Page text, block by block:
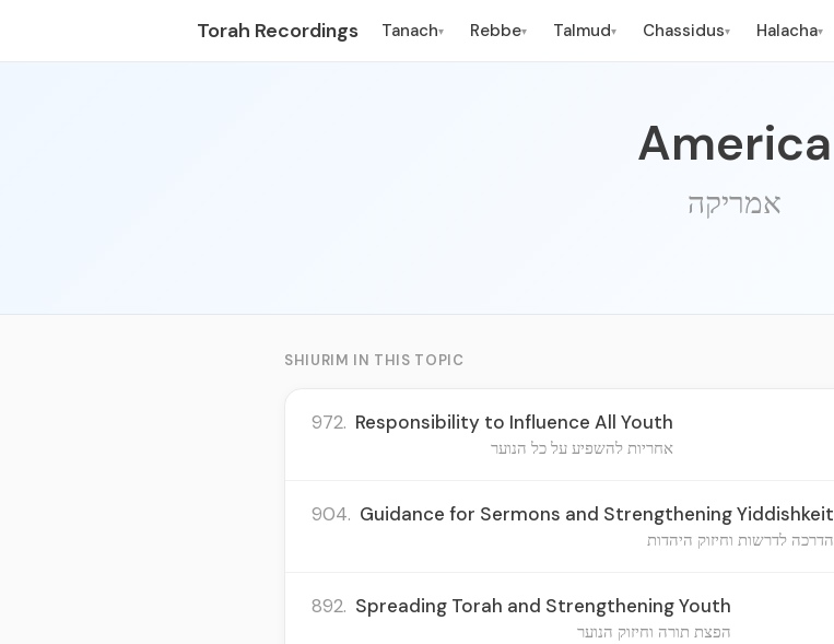
Torah Recordings Tanach▾ Rebbe▾ Talmud▾ Chassidus▾ Halacha▾
America
אמריקה
SHIURIM IN THIS TOPIC
972. Responsibility to Influence All Youth
אחריות להשפיע על כל הנוער
904. Guidance for Sermons and Strengthening Yiddishkeit
הדרכה לדרשות וחיזוק היהדות
892. Spreading Torah and Strengthening Youth
הפצת תורה וחיזוק הנוער